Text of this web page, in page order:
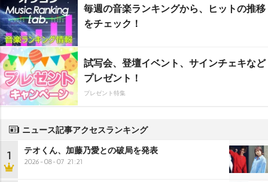
毎週の音楽ランキングから、ヒットの推移
をチェック！
試写会、登壇イベント、サインチェキなど
プレゼント！
プレゼント特集
ニュース記事アクセスランキング
1 テオくん、加藤乃愛との破局を発表
2026-08-07 21:21